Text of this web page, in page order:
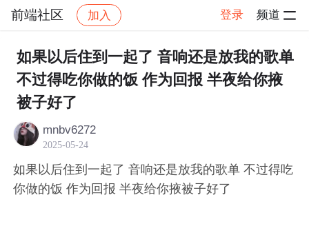
前端社区 加入 登录 频道
社区 前端社区 感慨 帖子详情
如果以后住到一起了 音响还是放我的歌单
不过得吃你做的饭 作为回报 半夜给你掖
被子好了 ​​​
mnbv6272
2025-05-24
如果以后住到一起了 音响还是放我的歌单 不过得吃
你做的饭 作为回报 半夜给你掖被子好了 ​​​